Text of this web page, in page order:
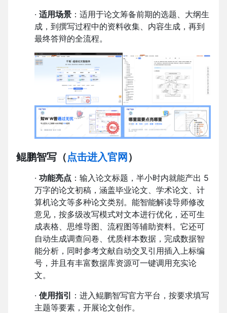
· 适用场景 ：适用于论文筹备前期的选题、大纲生
成，到撰写过程中的资料收集、内容生成，再到
最终答辩的全流程。
鲲鹏智写 （点击进入官网 ）
· 功能亮点 ：输入论文标题，半小时内就能产出 5
万字的论文初稿，涵盖毕业论文、学术论文、计
算机论文等多种论文类别。能智能解读导师修改
意见，按多级改写模式对文本进行优化，还可生
成表格、思维导图、流程图等辅助资料。它还可
自动生成调查问卷、优质样本数据，完成数据智
能分析，同时参考文献自动交叉引用插入上标编
号，并且有丰富数据库资源可一键调用充实论
文。
· 使用指引 ：进入鲲鹏智写官方平台，按要求填写
主题等要素，开展论文创作。